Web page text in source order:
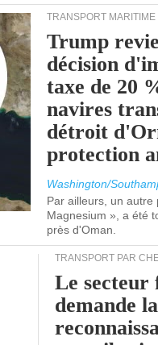
TRANSPORT MARITIME
Trump
décision
taxe de 20
navires
détroit
protection
Washington/
Par ailleurs, un autre
Magnesium », a été
près d'Oman.
TRANSPORT PAR
Le
demande la